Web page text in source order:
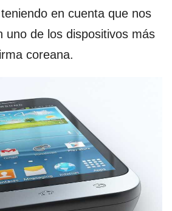
en cuenta que nos
uno de los dispositivos más
coreana.